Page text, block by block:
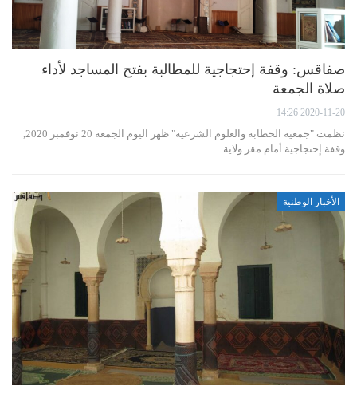
صفاقس: وقفة إحتجاجية للمطالبة بفتح المساجد لأداء
صلاة الجمعة
2020-11-20 14:26
وقفة إحتجاجية أمام مقر ولاية…
الأخبار الوطنية